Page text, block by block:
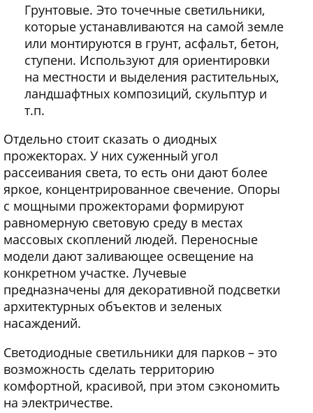
Грунтовые. Это точечные светильники,
которые устанавливаются на самой земле
или монтируются в грунт, асфальт, бетон,
ступени. Используют для ориентировки
на местности и выделения растительных,
ландшафтных композиций, скульптур и
т.п.
Отдельно стоит сказать о диодных
прожекторах. У них суженный угол
рассеивания света, то есть они дают более
яркое, концентрированное свечение. Опоры
с мощными прожекторами формируют
равномерную световую среду в местах
массовых скоплений людей. Переносные
модели дают заливающее освещение на
конкретном участке. Лучевые
предназначены для декоративной подсветки
архитектурных объектов и зеленых
насаждений.
Светодиодные светильники для парков – это
возможность сделать территорию
комфортной, красивой, при этом сэкономить
на электричестве.